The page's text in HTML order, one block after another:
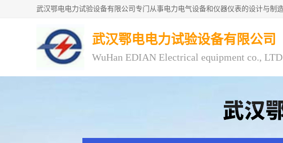
武汉鄂电电力试验设备有限公司
WuHan EDIAN Electrical equipment co., LTD